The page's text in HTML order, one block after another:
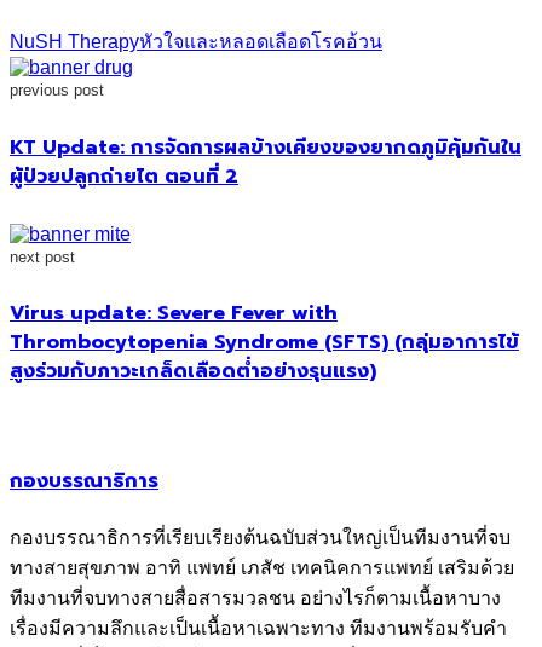
NuSH Therapyหัวใจและหลอดเลือดโรคอ้วน
previous post
KT Update: การจัดการผลข้างเคียงของยากดภูมิคุ้มกันใน
ผู้ป่วยปลูกถ่ายไต ตอนที่ 2
next post
Virus update: Severe Fever with
Thrombocytopenia Syndrome (SFTS) (กลุ่มอาการไข้
สูงร่วมกับภาวะเกล็ดเลือดต่ำอย่างรุนแรง)
กองบรรณาธิการ
กองบรรณาธิการที่เรียบเรียงต้นฉบับส่วนใหญ่เป็นทีมงานที่จบ
ทางสายสุขภาพ อาทิ แพทย์ เภสัช เทคนิคการแพทย์ เสริมด้วย
ทีมงานที่จบทางสายสื่อสารมวลชน อย่างไรก็ตามเนื้อหาบาง
เรื่องมีความลึกและเป็นเนื้อหาเฉพาะทาง ทีมงานพร้อมรับคำ